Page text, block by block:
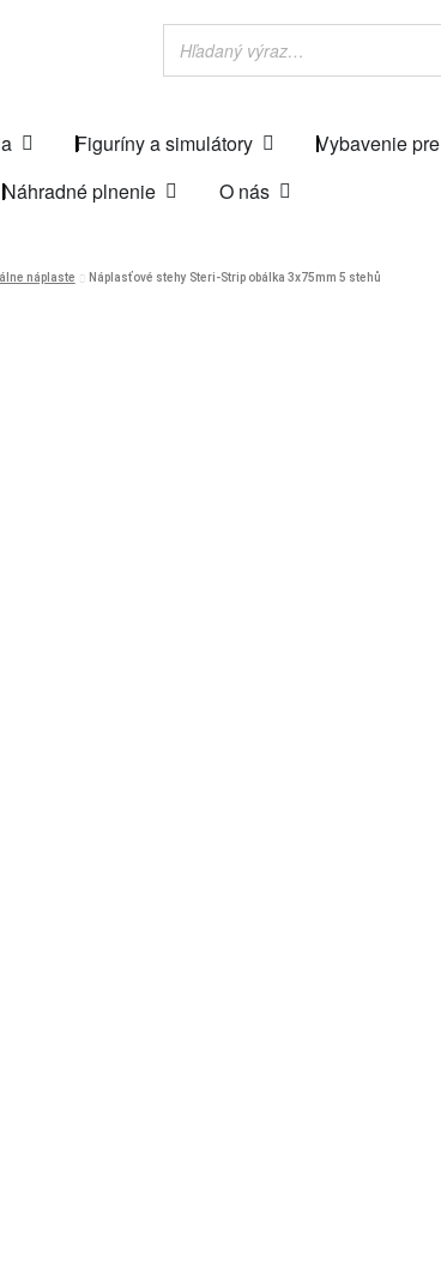
Figuríny a simulátory Vybavenie
Náhradné plnenie O nás
náplaste Náplasťové stehy Steri-Strip obálka 3x75mm 5 stehů